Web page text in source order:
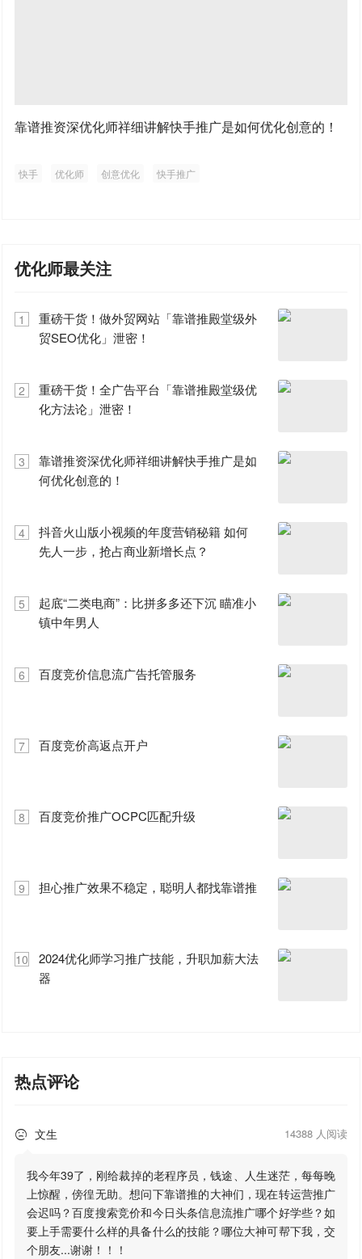
靠谱推资深优化师祥细讲解快手推广是如何优化创意的！
快手 优化师 创意优化 快手推广
优化师最关注
1
重磅干货！做外贸网站「靠谱推殿堂级外
贸SEO优化」泄密！
2
重磅干货！全广告平台「靠谱推殿堂级优
化方法论」泄密！
3
靠谱推资深优化师祥细讲解快手推广是如
何优化创意的！
4
抖音火山版小视频的年度营销秘籍 如何
先人一步，抢占商业新增长点？
5
起底“二类电商”：比拼多多还下沉 瞄准小
镇中年男人
6 百度竞价信息流广告托管服务
7 百度竞价高返点开户
8 百度竞价推广OCPC匹配升级
9 担心推广效果不稳定，聪明人都找靠谱推
10
2024优化师学习推广技能，升职加薪大法
器
热点评论
 文生 14388 人阅读
我今年39了，刚给裁掉的老程序员，钱途、人生迷茫，每每晚
上惊醒，傍徨无助。想问下靠谱推的大神们，现在转运营推广
会迟吗？百度搜索竞价和今日头条信息流推广哪个好学些？如
要上手需要什么样的具备什么的技能？哪位大神可帮下我，交
个朋友...谢谢！！！